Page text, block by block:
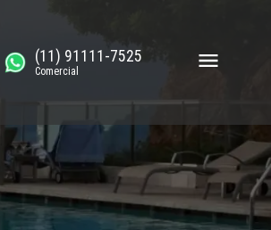
(11) 91111-7525
Comercial